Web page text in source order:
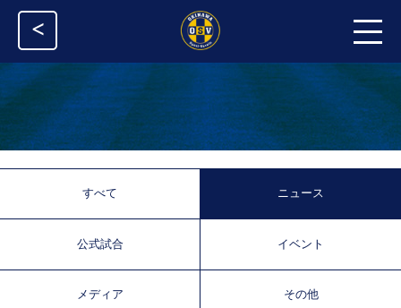
<
すべて ニュース
公式試合 イベント
メディア その他